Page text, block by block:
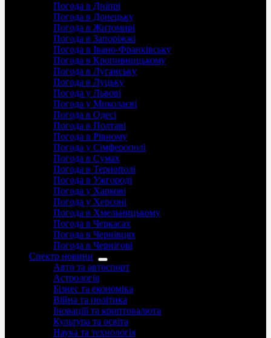
Погода в Дніпрі
Погода в Донецьку
Погода в Житомирі
Погода в Запоріжжі
Погода в Івано-Франківську
Погода в Кропивницькому
Погода в Луганську
Погода в Луцьку
Погода у Львові
Погода у Миколаєві
Погода в Одесі
Погода в Полтаві
Погода в Рівному
Погода у Сімферополі
Погода в Сумах
Погода в Тернополі
Погода в Ужгороді
Погода у Харкові
Погода у Херсоні
Погода в Хмельницькому
Погода в Черкасах
Погода в Чернівцях
Погода в Чернігові
Спектр новини
Авто та автоспорт
Астрологія
Бізнес та економіка
Війна та політика
Іноваціії та криптовалюта
Культура та освіта
Наука та технологія